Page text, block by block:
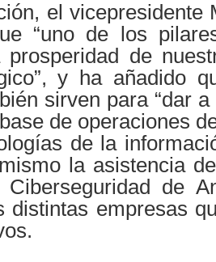
el vicepresidente
“uno de los
de
y ha añadido
sirven para “dar
de operaciones
de la
la asistencia
de
distintas empresas